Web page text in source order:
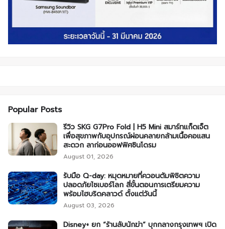
Popular Posts
รีวิว SKG G7Pro Fold | H5 Mini สมาร์ทแก็ดเจ็ต
เพื่อสุขภาพกับอุปกรณ์ผ่อนคลายกล้ามเนื้อคอแสน
สะดวก ลาก่อนออฟฟิศซินโดรม
August 01, 2026
รับมือ Q-day: หมุดหมายที่ควอนตัมพิชิตความ
ปลอดภัยไซเบอร์โลก สี่ขั้นตอนการเตรียมความ
พร้อมไฮบริดคลาวด์ ตั้งแต่วันนี้
August 03, 2026
Disney+ ยก “ร้านลับนักฆ่า” บุกกลางกรุงเทพฯ เปิด